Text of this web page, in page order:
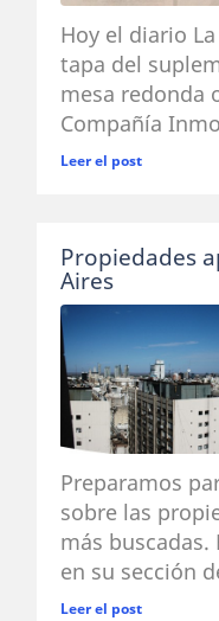
Hoy el diario
tapa del
mesa redonda
Compañía
Leer el post
Propiedades
Aires
Preparamos
sobre las
más
en su sección
Leer el post